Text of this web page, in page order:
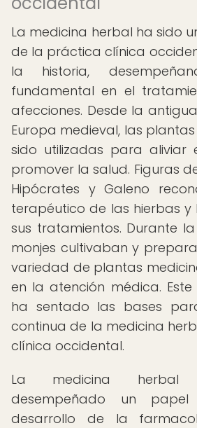
La medicina herbal ha sido
de la práctica clínica
la historia,
fundamental en el
afecciones. Desde la
Europa medieval, las
sido utilizadas para aliviar
promover la salud. Figuras
Hipócrates y Galeno
terapéutico de las hierbas y
sus tratamientos. Durante
monjes cultivaban y
variedad de plantas
en la atención médica.
ha sentado las bases
continua de la medicina
clínica occidental.
La medicina herbal
desempeñado un
desarrollo de la